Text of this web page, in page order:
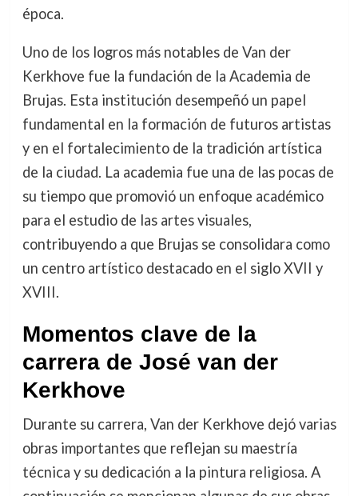
época.
Uno de los logros más notables de Van der
Kerkhove fue la fundación de la Academia de
Brujas. Esta institución desempeñó un papel
fundamental en la formación de futuros artistas
y en el fortalecimiento de la tradición artística
de la ciudad. La academia fue una de las pocas de
su tiempo que promovió un enfoque académico
para el estudio de las artes visuales,
contribuyendo a que Brujas se consolidara como
un centro artístico destacado en el siglo XVII y
XVIII.
Momentos clave de la
carrera de José van der
Kerkhove
Durante su carrera, Van der Kerkhove dejó varias
obras importantes que reflejan su maestría
técnica y su dedicación a la pintura religiosa. A